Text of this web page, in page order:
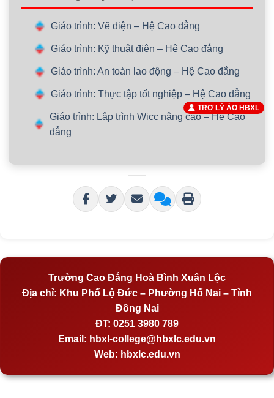
Giáo trình: Vẽ điện – Hệ Cao đẳng
Giáo trình: Kỹ thuật điện – Hệ Cao đẳng
Giáo trình: An toàn lao động – Hệ Cao đẳng
Giáo trình: Thực tập tốt nghiệp – Hệ Cao đẳng
Giáo trình: Lập trình Wicc nâng cao – Hệ Cao
đẳng
Trường Cao Đẳng Hoà Bình Xuân Lộc
Địa chỉ: Khu Phố Lộ Đức – Phường Hố Nai – Tỉnh
Đồng Nai
ĐT: 0251 3980 789
Email: hbxl-college@hbxlc.edu.vn
Web: hbxlc.edu.vn
TRỢ LÝ ẢO HBXL